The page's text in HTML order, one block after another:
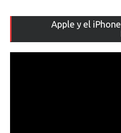
Apple y el